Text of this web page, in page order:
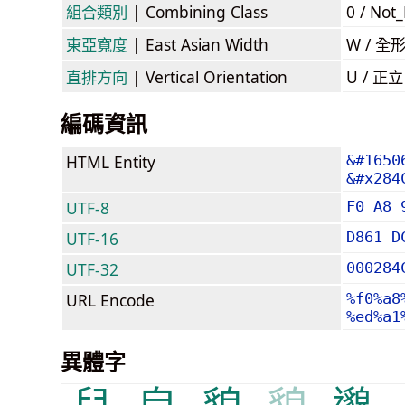
組合類別 | Combining Class
0 /
東亞寬度 | East Asian Width
W / 全
直排方向 | Vertical Orientation U / 正
編碼資訊
HTML Entity
UTF-8 F0 A8
UTF-16 D861
UTF-32
URL Encode
異體字